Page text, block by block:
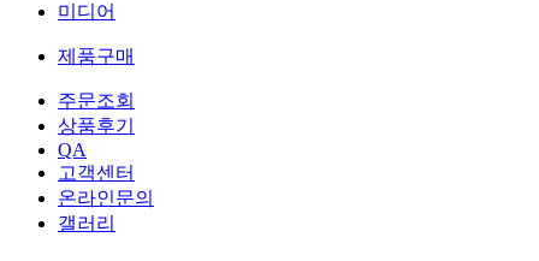
미디어
제품구매
주문조회
상품후기
QA
고객센터
온라인문의
갤러리